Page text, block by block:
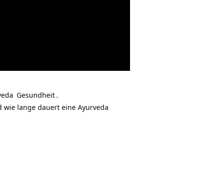
Gesundheit .
lange dauert eine Ayurveda